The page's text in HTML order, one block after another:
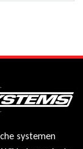
systemen